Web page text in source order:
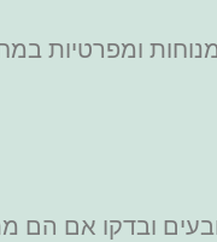
ומפרטיות
ובדקו אם הם